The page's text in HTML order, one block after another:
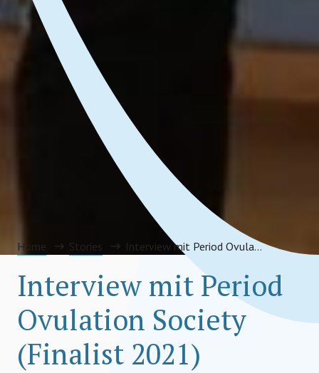
Home Stories Interview mit Period Ovulation Society (Finalist 2021)
Interview mit Period
Ovulation Society
(Finalist 2021)